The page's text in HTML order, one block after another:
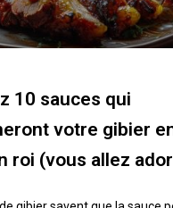
10 sauces qui
votre gibier
roi (vous allez